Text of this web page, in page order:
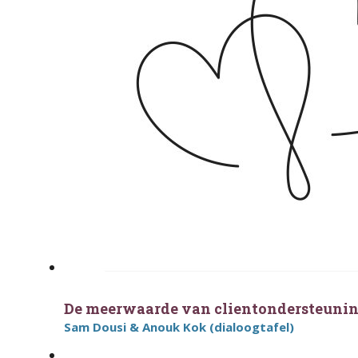
De meerwaarde van
Sam Dousi & Anouk Kok (dialoogtafel)